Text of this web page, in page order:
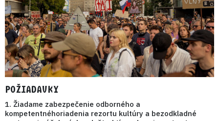
POŽIADAVKY
1. Žiadame zabezpečenie odborného a
kompetentnéhoriadenia rezortu kultúry a bezodkladné